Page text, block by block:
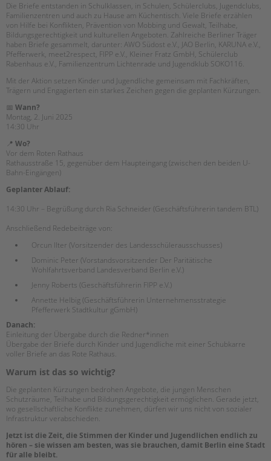
NEWS/BLOG
unkuerzbar
Briefe an Kai
PRESSE
Magazin
KONTAKT
Impressum
Datenschutz
Hinweisgebersystem
Intranet
Die Briefe entstanden in Schulklassen, in Schulen, Schülerclubs, Jugendclubs,
Familienzentren und auch zu Hause am Küchentisch. Viele Briefe erzählen
von Hilfe bei Konflikten, Prävention von Mobbing und Gewalt, Teilhabe,
Bildungsgerechtigkeit und kulturellen Angeboten. Zahlreiche Berliner Träger
haben Briefe gesammelt, darunter: AWO Südost e.V., JAO Berlin, KARUNA e.V.,
Pfefferwerk, meet2respect, FIPP e.V., Kleiner Fratz GmbH, Schülerclub
Rabenhaus e.V., Familienzentrum Lichtenrade und Jugendklub SOKO116.
Mit der Aktion setzen Kinder und Jugendliche gemeinsam mit Fachkräften,
Trägern und Engagierten ein starkes Zeichen gegen die geplanten Kürzungen.
📅 Wann?
Montag, 2. Juni 2025
14:30 Uhr
📍 Wo?
Vor dem Roten Rathaus
Rathausstraße 15, gegenüber dem Haupteingang (zwischen den beiden U-
Bahn-Eingängen)
Geplanter Ablauf:
14:30 Uhr – Begrüßung durch Ria Schneider (Geschäftsführerin tandem BTL)
Anschließend Redebeiträge von:
Orcun Ilter (Vorsitzender des Landesschülerausschusses)
Dominic Peter (Vorstandsvorsitzender Der Paritätische
Wohlfahrtsverband Landesverband Berlin e.V.)
Jenny Roberts (Geschäftsführerin FIPP e.V.)
Annette Helbig (Geschäftsführerin Unternehmensstrategie
Pfefferwerk Stadtkultur gGmbH)
Danach:
Einleitung der Übergabe durch die Redner*innen
Übergabe der Briefe durch Kinder und Jugendliche mit einer Schubkarre
voller Briefe an das Rote Rathaus.
Warum ist das so wichtig?
Die geplanten Kürzungen bedrohen Angebote, die jungen Menschen
Schutzräume, Teilhabe und Bildungsgerechtigkeit ermöglichen. Gerade jetzt,
wo gesellschaftliche Konflikte zunehmen, dürfen wir uns nicht von sozialer
Infrastruktur verabschieden.
Jetzt ist die Zeit, die Stimmen der Kinder und Jugendlichen endlich zu
hören – sie wissen am besten, was sie brauchen, damit Berlin eine Stadt
für alle bleibt.